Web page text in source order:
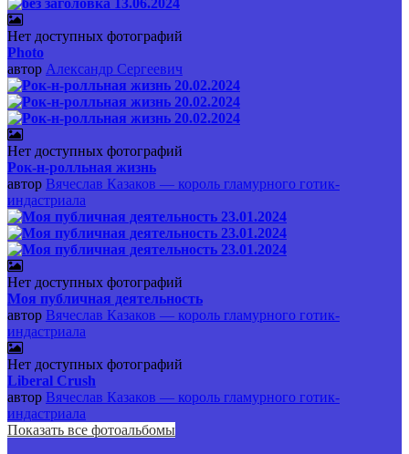
Нет доступных фотографий
Photo
автор Александр Сергеевич
Нет доступных фотографий
Рок-н-ролльная жизнь
автор Вячеслав Казаков — король гламурного готик-
индастриала
Нет доступных фотографий
Моя публичная деятельность
автор Вячеслав Казаков — король гламурного готик-
индастриала
Нет доступных фотографий
Liberal Crush
автор Вячеслав Казаков — король гламурного готик-
индастриала
Показать все фотоальбомы